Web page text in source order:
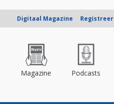
Digitaal Magazine Registreer
Magazine Podcasts